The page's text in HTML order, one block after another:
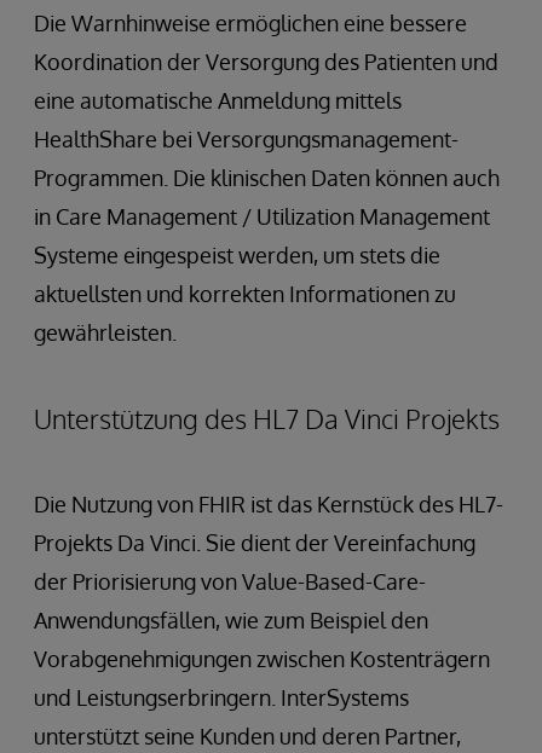
Die Warnhinweise ermöglichen eine bessere
Koordination der Versorgung des Patienten und
eine automatische Anmeldung mittels
HealthShare bei Versorgungsmanagement-
Programmen. Die klinischen Daten können auch
in Care Management / Utilization Management
Systeme eingespeist werden, um stets die
aktuellsten und korrekten Informationen zu
gewährleisten.
Unterstützung des HL7 Da Vinci Projekts
Die Nutzung von FHIR ist das Kernstück des HL7-
Projekts Da Vinci. Sie dient der Vereinfachung
der Priorisierung von Value-Based-Care-
Anwendungsfällen, wie zum Beispiel den
Vorabgenehmigungen zwischen Kostenträgern
und Leistungserbringern. InterSystems
unterstützt seine Kunden und deren Partner,